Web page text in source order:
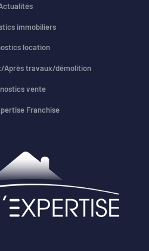
immobiliers
location
Après travaux/démolition
vente
Franchise